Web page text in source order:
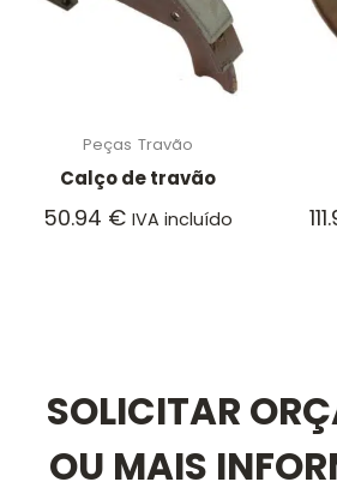
Peças Travão
Calço de travão
50.94 € IVA incluído
SOLICITAR
OU MAIS